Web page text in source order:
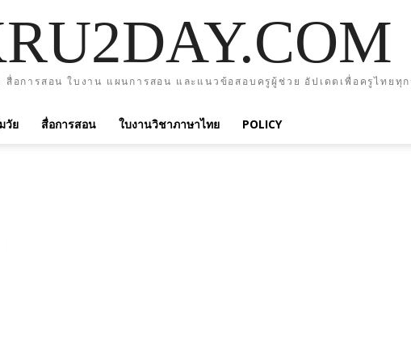
สื่อการสอน ใบงาน แผนการสอน และแนวข้อสอบครูผู้ช่วย อัปเดตเพื่อครูไทยทุ
วัย สื่อการสอน ใบงานวิชาภาษาไทย POLICY